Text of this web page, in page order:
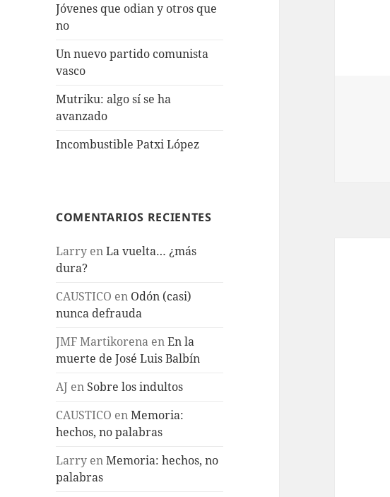
Jóvenes que odian y otros que
no
Un nuevo partido comunista
vasco
Mutriku: algo sí se ha
avanzado
Incombustible Patxi López
COMENTARIOS RECIENTES
Larry enLa vuelta… ¿más
dura?
CAUSTICO en Odón (casi)
nunca defrauda
JMF Martikorena enEn la
muerte de José Luis Balbín
AJ en Sobre los indultos
CAUSTICO enMemoria:
hechos, no palabras
Larry enMemoria: hechos, no
palabras